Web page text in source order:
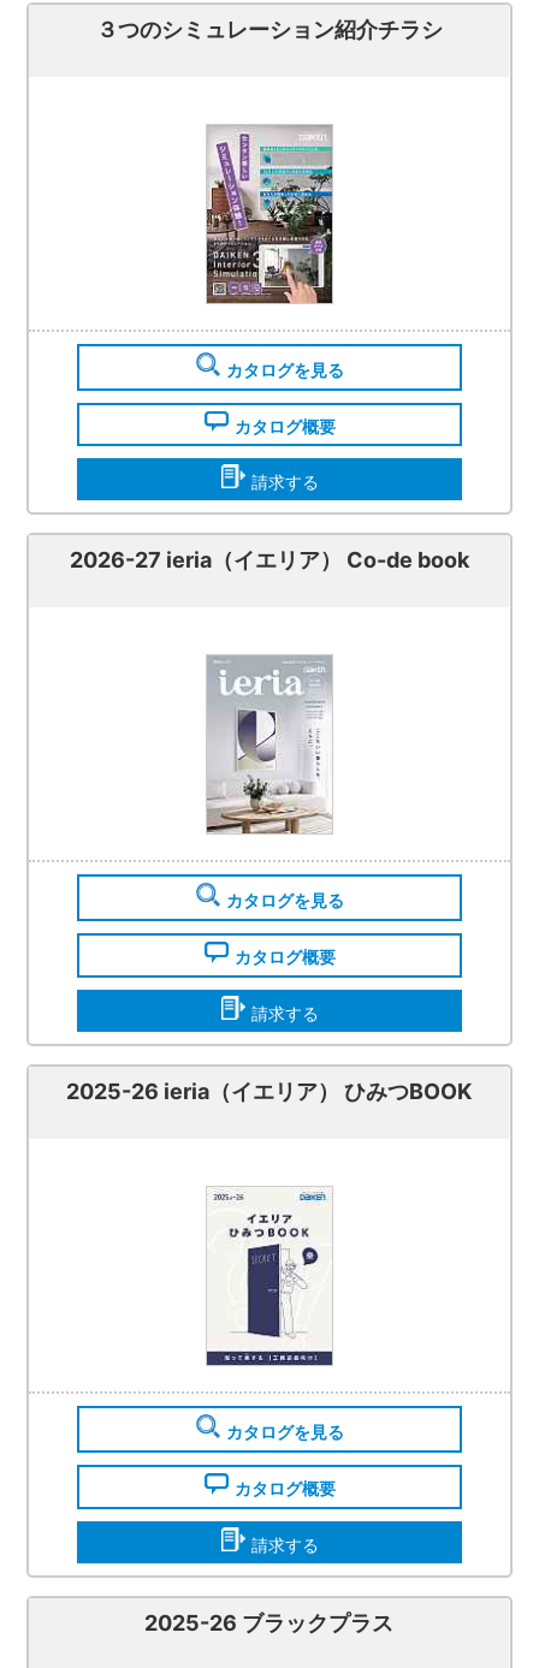
３つのシミュレーション紹介チラシ
カタログを見る
カタログ概要
請求する
2026-27 ieria（イエリア） Co-de book
カタログを見る
カタログ概要
請求する
2025-26 ieria（イエリア） ひみつBOOK
カタログを見る
カタログ概要
請求する
2025-26 ブラックプラス